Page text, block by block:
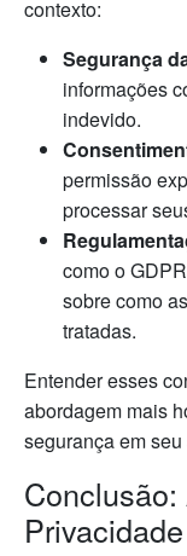
contexto:
Segurança
informações
indevido.
permissão
processar
como o
sobre como
tratadas.
Entender esses
abordagem mais
segurança em